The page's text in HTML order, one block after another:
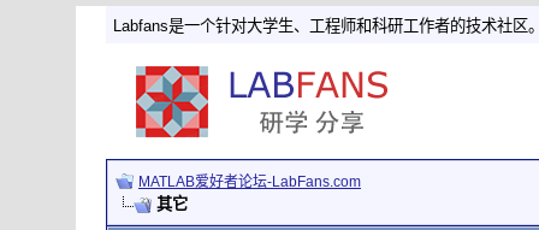
Labfans是一个针对大学生、工程师和科研工作者的技术社区
MATLAB爱好者论坛-LabFans.com
其它